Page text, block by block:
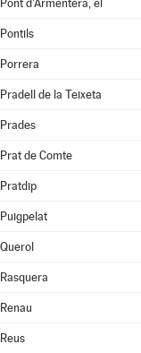
Pont d'Armentera, el
Pontils
Porrera
Pradell de la Teixeta
Prades
Prat de Comte
Pratdip
Puigpelat
Querol
Rasquera
Renau
Reus